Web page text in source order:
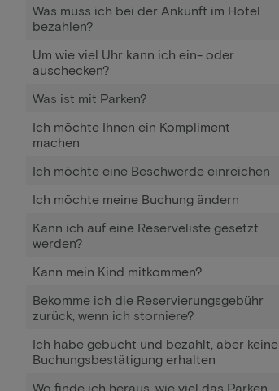
Was muss ich bei der Ankunft im Hotel
bezahlen?
Um wie viel Uhr kann ich ein- oder
auschecken?
Was ist mit Parken?
Ich möchte Ihnen ein Kompliment
machen
Ich möchte eine Beschwerde einreichen
Ich möchte meine Buchung ändern
Kann ich auf eine Reserveliste gesetzt
werden?
Kann mein Kind mitkommen?
Bekomme ich die Reservierungsgebühr
zurück, wenn ich storniere?
Ich habe gebucht und bezahlt, aber keine
Buchungsbestätigung erhalten
Wo finde ich heraus, wie viel das Parken